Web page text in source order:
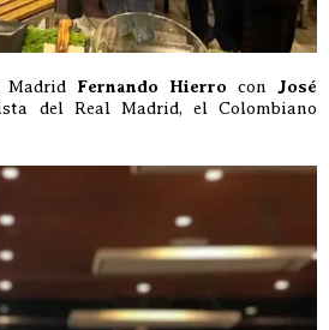
Madrid Fernando Hierro con José
del Real Madrid, el Colombiano